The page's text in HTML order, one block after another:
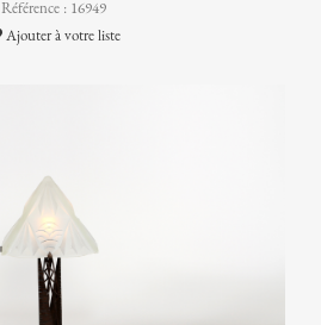
Référence : 16949
Ajouter à votre liste